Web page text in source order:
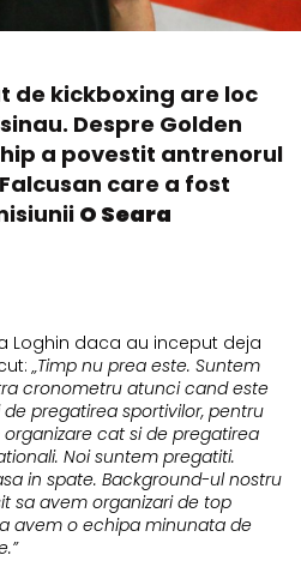
de kickboxing are loc
Despre Golden
a povestit antrenorul
care a fost
O Seara
Loghin daca au inceput deja
„Timp nu prea este. Suntem
cronometru atunci cand este
pregatirea sportivilor, pentru
cat si de pregatirea
Noi suntem pregatiti.
in spate. Background-ul nostru
sa avem organizari de top
avem o echipa minunata de